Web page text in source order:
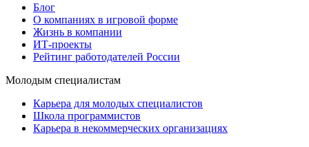
Блог
О компаниях в игровой форме
Жизнь в компании
ИТ-проекты
Рейтинг работодателей России
Молодым специалистам
Карьера для молодых специалистов
Школа программистов
Карьера в некоммерческих организациях